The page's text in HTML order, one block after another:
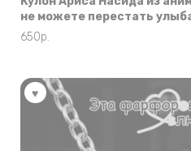
не можете перестать
650р.